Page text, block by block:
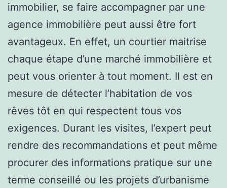
immobilier, se faire accompagner par une
agence immobilière peut aussi être fort
avantageux. En effet, un courtier maitrise
chaque étape d’une marché immobilière et
peut vous orienter à tout moment. Il est en
mesure de détecter l’habitation de vos
rêves tôt en qui respectent tous vos
exigences. Durant les visites, l’expert peut
rendre des recommandations et peut même
procurer des informations pratique sur une
terme conseillé ou les projets d’urbanisme